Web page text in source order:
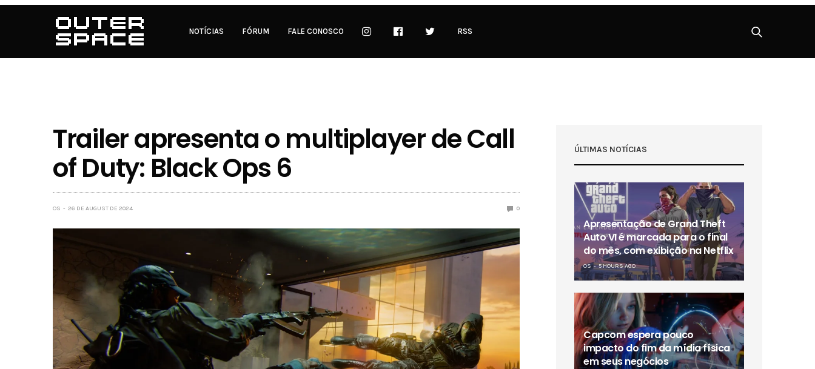
NOTÍCIAS FÓRUM FALE CONOSCO RSS
Trailer apresenta o multiplayer de Call
of Duty: Black Ops 6
OS 26 DE AUGUST DE 2024 0
ÚLTIMAS NOTÍCIAS
Apresentação de Grand Theft
Auto VI é marcada para o final
do mês, com exibição na Netflix
OS 5 HOURS AGO
Capcom espera pouco
impacto do fim da mídia física
em seus negócios